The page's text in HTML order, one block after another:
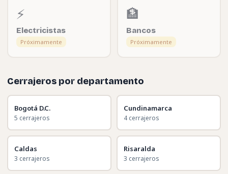
⚡
Electricistas
Próximamente
🏦
Bancos
Próximamente
Cerrajeros por departamento
Bogotá D.C.
5 cerrajeros
Cundinamarca
4 cerrajeros
Caldas
3 cerrajeros
Risaralda
3 cerrajeros